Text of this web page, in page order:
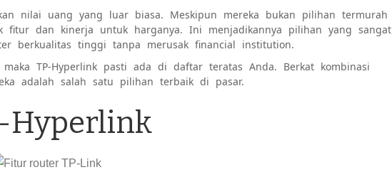
nilai uang yang luar biasa. Meskipun mereka bukan pilihan termurah
fitur dan kinerja untuk harganya. Ini menjadikannya pilihan yang sangat
berkualitas tinggi tanpa merusak financial institution.
TP-Hyperlink pasti ada di daftar teratas Anda. Berkat kombinasi
adalah salah satu pilihan terbaik di pasar.
Hyperlink